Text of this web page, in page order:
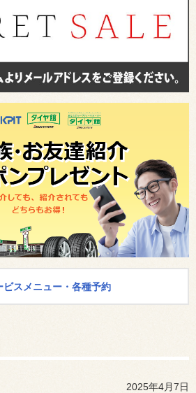
ビスメニュー・各種予約
2025年4月7日